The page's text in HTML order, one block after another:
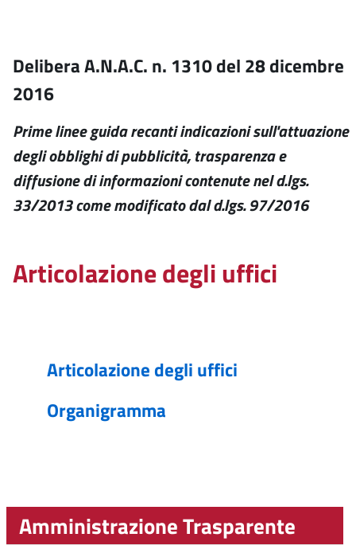
Delibera A.N.A.C. n. 1310 del 28 dicembre
2016
Prime linee guida recanti indicazioni sull'attuazione
degli obblighi di pubblicità, trasparenza e
diffusione di informazioni contenute nel d.lgs.
33/2013 come modificato dal d.lgs. 97/2016
Articolazione degli uffici
Articolazione degli uffici
Organigramma
Amministrazione Trasparente